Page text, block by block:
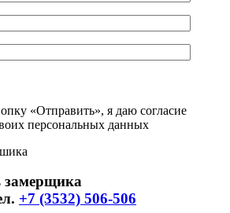
«Отправить», я даю согласие
персональных данных
замерщика
+7 (3532) 506-506